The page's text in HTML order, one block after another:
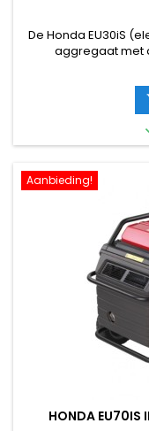
De Honda EU30iS
aggregaat met
nauwkeurige
repeteerstarter.
Aanbieding!
HONDA EU70IS